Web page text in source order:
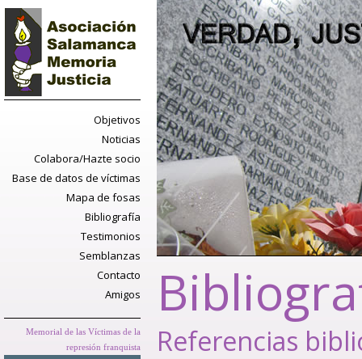
Objetivos
Noticias
Colabora/Hazte socio
Base de datos de víctimas
Mapa de fosas
Bibliografía
Testimonios
Semblanzas
Contacto
Amigos
Memorial de las Víctimas de la
represión franquista
Referencias